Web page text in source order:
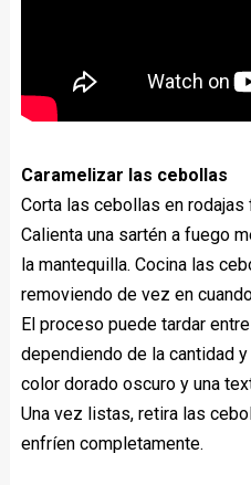
Caramelizar las cebollas
Corta las cebollas en rodajas
Calienta una sartén a fuego
la mantequilla. Cocina las
removiendo de vez en
El proceso puede tardar
dependiendo de la cantidad
color dorado oscuro y una
Una vez listas, retira las
enfríen completamente.